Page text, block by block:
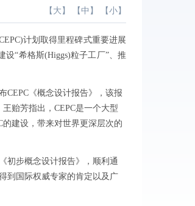
【 大 】 【中 】 【小】
计划取得里程碑式重要进展
“希格斯(Higgs)粒子工厂”、推
《概念设计报告》，该报
贻芳指出，CEPC是一个大型
建设，带来对世界更深层次的
初步概念设计报告》，顺利通
到国际权威专家的肯定以及广